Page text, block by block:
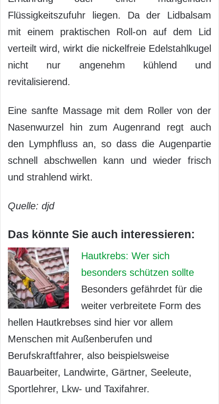
Flüssigkeitszufuhr liegen. Da der Lidbalsam
mit einem praktischen Roll-on auf dem Lid
verteilt wird, wirkt die nickelfreie Edelstahlkugel
nicht nur angenehm kühlend und
revitalisierend.
Eine sanfte Massage mit dem Roller von der
Nasenwurzel hin zum Augenrand regt auch
den Lymphfluss an, so dass die Augenpartie
schnell abschwellen kann und wieder frisch
und strahlend wirkt.
Quelle: djd
Das könnte Sie auch interessieren:
Hautkrebs: Wer sich
besonders schützen sollte
Besonders gefährdet für die
weiter verbreitete Form des
hellen Hautkrebses sind hier vor allem
Menschen mit Außenberufen und
Berufskraftfahrer, also beispielsweise
Bauarbeiter, Landwirte, Gärtner, Seeleute,
Sportlehrer, Lkw- und Taxifahrer.